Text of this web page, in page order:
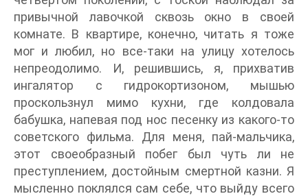
привычной лавочкой сквозь окно в своей
комнате. В квартире, конечно, читать я тоже
мог и любил, но все-таки на улицу хотелось
непреодолимо. И, решившись, я, прихватив
ингалятор с гидрокортизоном, мышью
проскользнул мимо кухни, где колдовала
бабушка, напевая под нос песенку из какого-то
советского фильма. Для меня, пай-мальчика,
этот своеобразный побег был чуть ли не
преступлением, достойным смертной казни. Я
мысленно поклялся сам себе, что выйду всего